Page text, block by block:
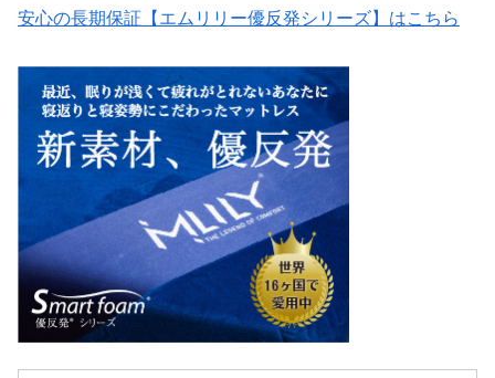
安心の長期保証【エムリリー優反発シリーズ】はこちら